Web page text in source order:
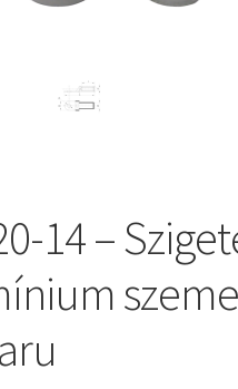
14 –